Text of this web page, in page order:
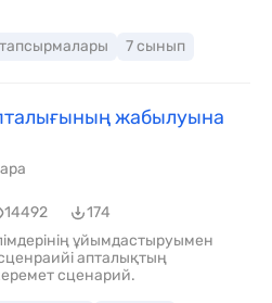
7 сынып
жабылуына
14492
174
ұйымдастыруымен
апталықтың
сценарий.